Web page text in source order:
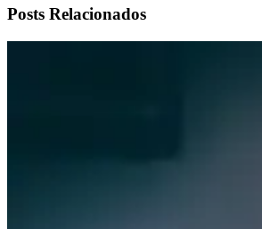
Posts Relacionados